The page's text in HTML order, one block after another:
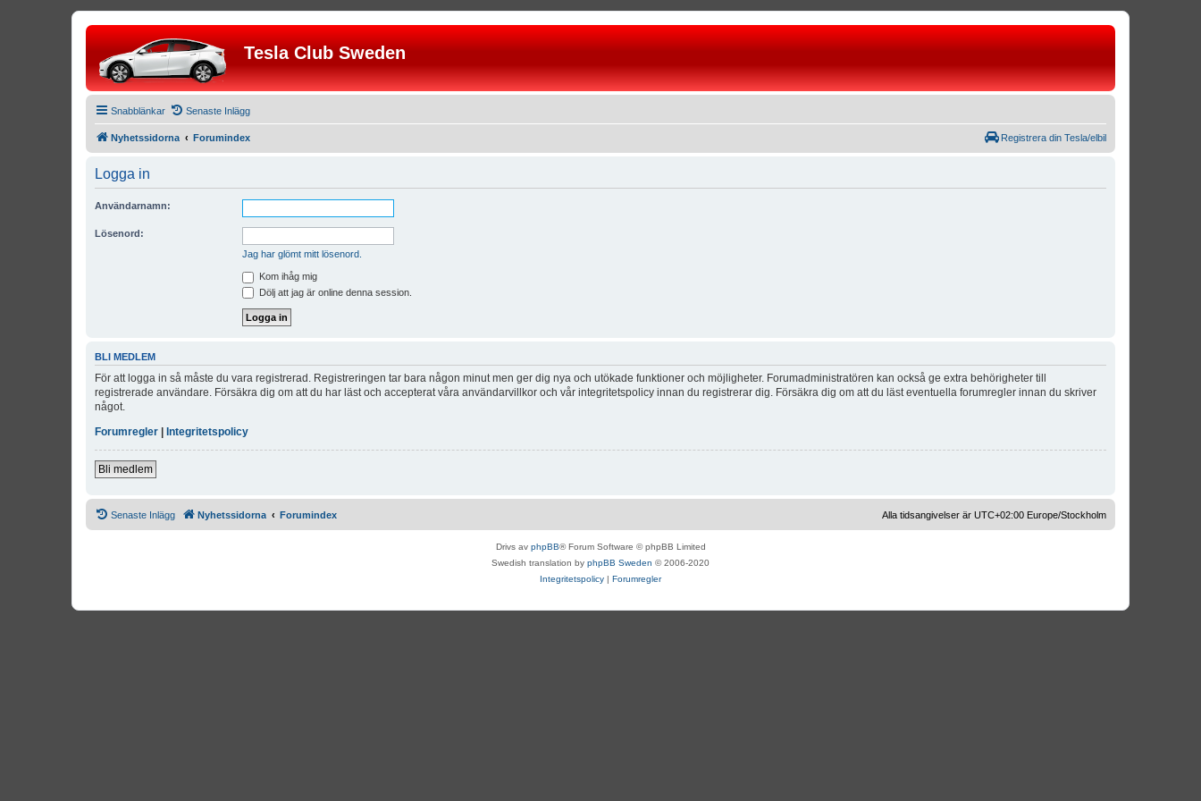
Tesla Club Sweden
Snabblänkar Senaste Inlägg
Nyhetssidorna Forumindex Registrera din Tesla/elbil
Logga in
Användarnamn:
Lösenord:
Jag har glömt mitt lösenord.
Kom ihåg mig
Dölj att jag är online denna session.
BLI MEDLEM
För att logga in så måste du vara registrerad. Registreringen tar bara någon minut men ger dig nya och utökade funktioner och möjligheter. Forumadministratören kan också ge extra behörigheter till
registrerade användare. Försäkra dig om att du har läst och accepterat våra användarvillkor och vår integritetspolicy innan du registrerar dig. Försäkra dig om att du läst eventuella forumregler innan du skriver
något.
Forumregler | Integritetspolicy
Bli medlem
Senaste Inlägg Nyhetssidorna Forumindex Alla tidsangivelser är UTC+02:00 Europe/Stockholm
Drivs av phpBB® Forum Software © phpBB Limited
Swedish translation by phpBB Sweden © 2006-2020
Integritetspolicy | Forumregler